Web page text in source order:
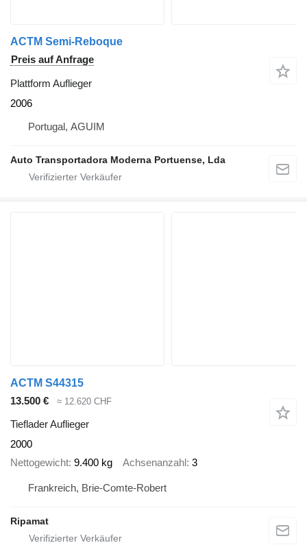
ACTM Semi-Reboque
Preis auf Anfrage
Plattform Auflieger
2006
Portugal, AGUIM
Auto Transportadora Moderna Portuense, Lda
ACTM S44315
13.500 €
≈ 12.620 CHF
Tieflader Auflieger
2000
Nettogewicht 9.400 kg Achsenanzahl 3
Frankreich, Brie-Comte-Robert
Ripamat